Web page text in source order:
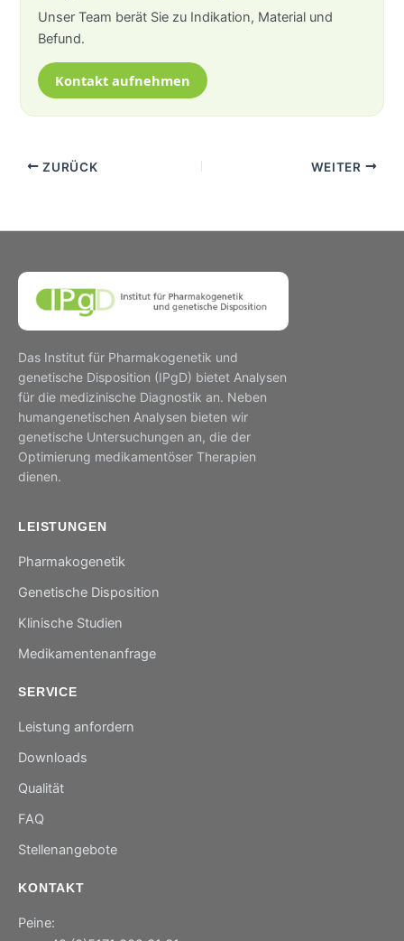
Unser Team berät Sie zu Indikation, Material und
Befund.
Kontakt aufnehmen
ZURÜCK WEITER
Das Institut für Pharmakogenetik und
genetische Disposition (IPgD) bietet Analysen
für die medizinische Diagnostik an. Neben
humangenetischen Analysen bieten wir
genetische Untersuchungen an, die der
Optimierung medikamentöser Therapien
dienen.
LEISTUNGEN
Pharmakogenetik
Genetische Disposition
Klinische Studien
Medikamentenanfrage
SERVICE
Leistung anfordern
Downloads
Qualität
FAQ
Stellenangebote
KONTAKT
Peine: